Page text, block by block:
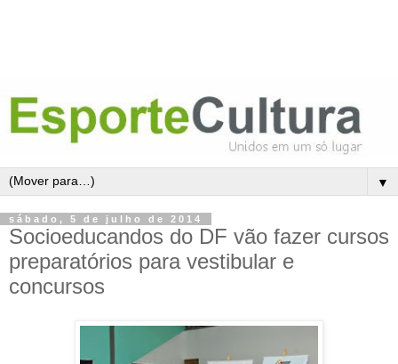
▼
sábado, 5 de julho de 2014
Socioeducandos do DF vão fazer cursos
preparatórios para vestibular e
concursos